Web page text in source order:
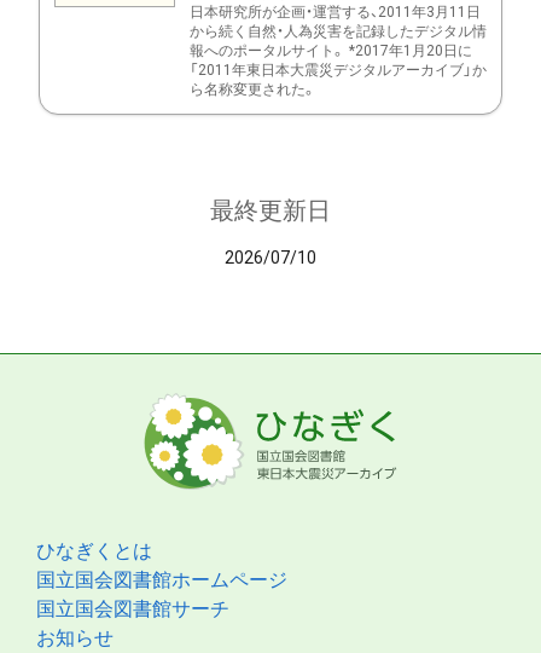
日本研究所が企画・運営する、2011年3月11日
から続く自然・人為災害を記録したデジタル情
報へのポータルサイト。 *2017年1月20日に
「2011年東日本大震災デジタルアーカイブ」か
ら名称変更された。
最終更新日
2026/07/10
ひなぎくとは
国立国会図書館ホームページ
国立国会図書館サーチ
お知らせ